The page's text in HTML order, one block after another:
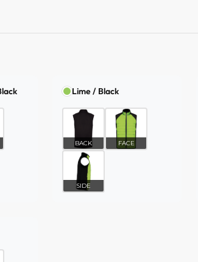
Lime / Black
BACK FACE
SIDE